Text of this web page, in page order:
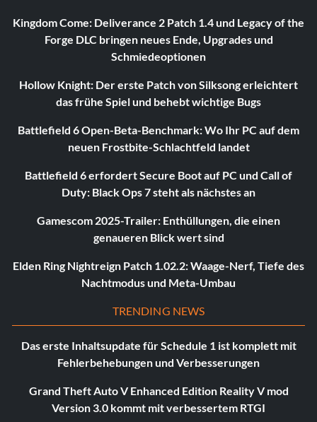
Kingdom Come: Deliverance 2 Patch 1.4 und Legacy of the
Forge DLC bringen neues Ende, Upgrades und
Schmiedeoptionen
Hollow Knight: Der erste Patch von Silksong erleichtert
das frühe Spiel und behebt wichtige Bugs
Battlefield 6 Open-Beta-Benchmark: Wo Ihr PC auf dem
neuen Frostbite-Schlachtfeld landet
Battlefield 6 erfordert Secure Boot auf PC und Call of
Duty: Black Ops 7 steht als nächstes an
Gamescom 2025-Trailer: Enthüllungen, die einen
genaueren Blick wert sind
Elden Ring Nightreign Patch 1.02.2: Waage-Nerf, Tiefe des
Nachtmodus und Meta-Umbau
TRENDING NEWS
Das erste Inhaltsupdate für Schedule 1 ist komplett mit
Fehlerbehebungen und Verbesserungen
Grand Theft Auto V Enhanced Edition Reality V mod
Version 3.0 kommt mit verbessertem RTGI